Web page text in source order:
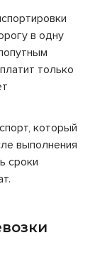
в одну
только
который
выполнения
сроки